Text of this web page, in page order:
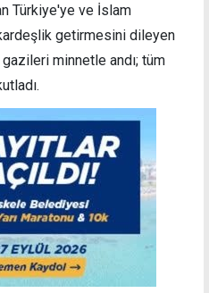
Türkiye'ye ve İslam
getirmesini dileyen
minnetle andı; tüm